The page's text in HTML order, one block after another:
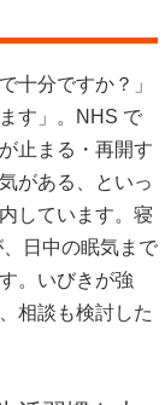
十分ですか？」
す」。NHS で
止まる・再開す
がある、といっ
しています。寝
日中の眠気まで
。いびきが強
相談も検討した